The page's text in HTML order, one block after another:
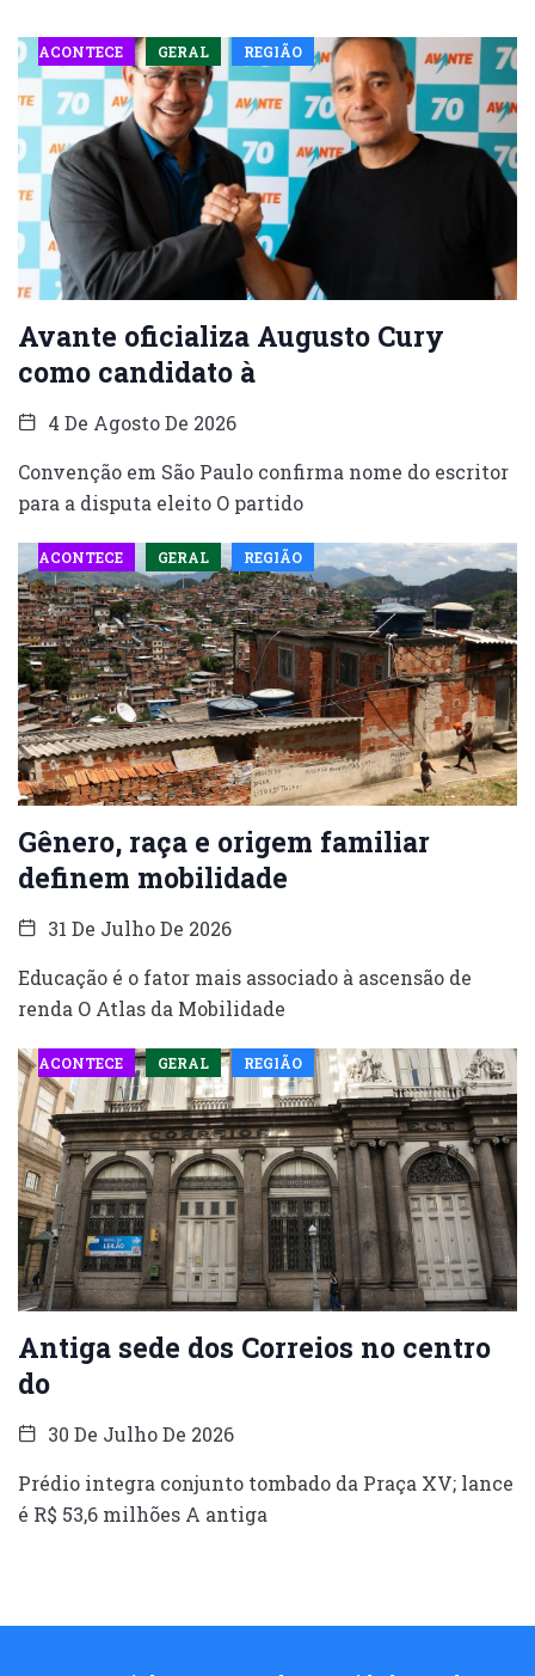
ACONTECE GERAL REGIÃO
Avante oficializa Augusto Cury
como candidato à
4 De Agosto De 2026
Convenção em São Paulo confirma nome do escritor
para a disputa eleito O partido
ACONTECE GERAL REGIÃO
Gênero, raça e origem familiar
definem mobilidade
31 De Julho De 2026
Educação é o fator mais associado à ascensão de
renda O Atlas da Mobilidade
ACONTECE GERAL REGIÃO
Antiga sede dos Correios no centro
do
30 De Julho De 2026
Prédio integra conjunto tombado da Praça XV; lance
é R$ 53,6 milhões A antiga